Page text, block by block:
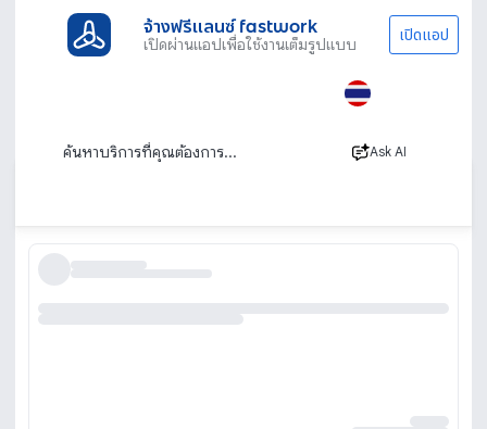
จ้างฟรีแลนซ์ fastwork
เปิดผ่านแอปเพื่อใช้งานเต็มรูปแบบ เปิดแอป
Ask AI
เรียนขับขี่มอเตอร์ไซค์ สอนตั้งแต่ไม่มีพื้นฐาน
พร้อมสอบใบขับขี่